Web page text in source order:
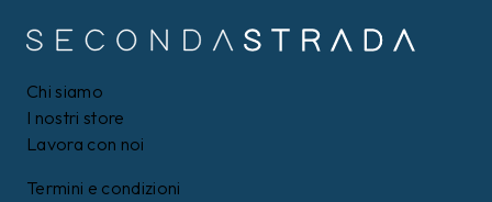
Chi siamo
I nostri store
Lavora con noi
Termini e condizioni